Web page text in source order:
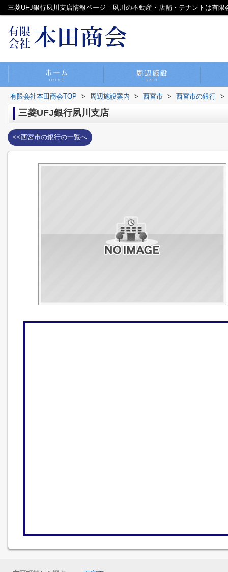
三菱UFJ銀行夙川支店情報ページ｜夙川の不動産・店舗・テナントは有限
有限会社本田商会TOP > 周辺施設案内 > 西宮市 > 西宮市の銀行 >
三菱UFJ銀行夙川支店
<<西宮市の銀行の一覧へ